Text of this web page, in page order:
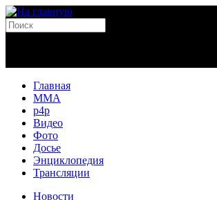
Главная
MMA
p4p
Видео
Фото
Досье
Энциклопедия
Трансляции
Новости